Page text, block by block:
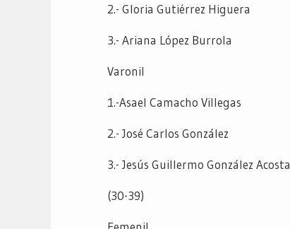
2.- Gloria Gutiérrez Higuera
3.- Ariana López Burrola
Varonil
1.-Asael Camacho Villegas
2.- José Carlos González
3.- Jesús Guillermo González Acosta
(30-39)